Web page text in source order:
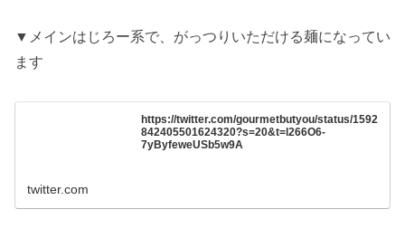
▼メインはじろー系で、がっつりいただける麺になってい
ます
https://twitter.com/gourmetbutyou/status/1592
842405501624320?s=20&t=l266O6-
7yByfeweUSb5w9A
twitter.com